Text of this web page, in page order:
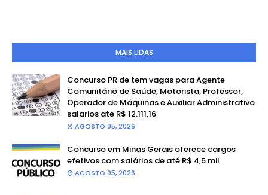
MAIS LIDAS
Concurso PR de tem vagas para Agente
Comunitário de Saúde, Motorista, Professor,
Operador de Máquinas e Auxiliar Administrativo
salarios ate R$ 12.111,16
AGOSTO 05, 2026
Concurso em Minas Gerais oferece cargos
efetivos com salários de até R$ 4,5 mil
AGOSTO 05, 2026